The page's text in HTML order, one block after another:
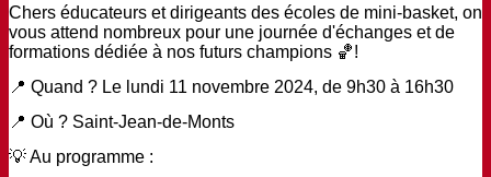
Chers éducateurs et dirigeants des écoles de mini-basket, on
vous attend nombreux pour une journée d'échanges et de
formations dédiée à nos futurs champions 🏀!
📍 Quand ? Le lundi 11 novembre 2024, de 9h30 à 16h30
📍 Où ? Saint-Jean-de-Monts
💡Au programme :